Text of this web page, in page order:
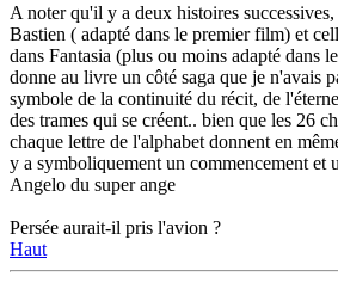
A noter qu'il y a deux histoires
Bastien ( adapté dans le premier film) et
dans Fantasia (plus ou moins adapté dans
donne au livre un côté saga que je n'avais
symbole de la continuité du récit, de
des trames qui se créent.. bien que les 26
chaque lettre de l'alphabet donnent en
y a symboliquement un commencement et
Angelo du super ange
Persée aurait-il pris l'avion ?
Haut